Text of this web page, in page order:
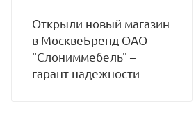
Открыли новый магазин
в МосквеБренд ОАО
"Слониммебель" –
гарант надежности